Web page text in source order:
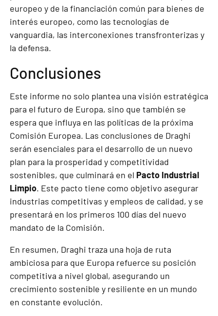
europeo y de la financiación común para bienes de
interés europeo, como las tecnologías de
vanguardia, las interconexiones transfronterizas y
la defensa.
Conclusiones
Este informe no solo plantea una visión estratégica
para el futuro de Europa, sino que también se
espera que influya en las políticas de la próxima
Comisión Europea. Las conclusiones de Draghi
serán esenciales para el desarrollo de un nuevo
plan para la prosperidad y competitividad
sostenibles, que culminará en el Pacto Industrial
Limpio. Este pacto tiene como objetivo asegurar
industrias competitivas y empleos de calidad, y se
presentará en los primeros 100 días del nuevo
mandato de la Comisión.
En resumen, Draghi traza una hoja de ruta
ambiciosa para que Europa refuerce su posición
competitiva a nivel global, asegurando un
crecimiento sostenible y resiliente en un mundo
en constante evolución.